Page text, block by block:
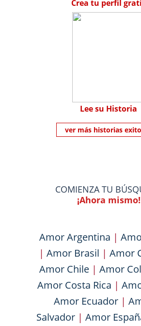
Crea tu perfil
Lee su Historia
ver más historias
COMIENZA TU
¡Ahora mismo!
Amor Argentina |
| Amor Brasil | Amor
Amor Chile | Amor
Amor Costa Rica |
Amor Ecuador|
Salvador | Amor